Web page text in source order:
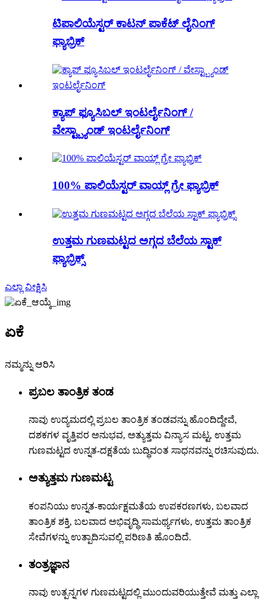
ಟಿಪಾಲಿಯೆಸ್ಟರ್ ಕಾಟನ್ ಪಾಕೆಟ್ ಲೈನಿಂಗ್
ಫ್ಯಾಬ್ರಿಕ್
ಕ್ಯಾಪ್ ಫ್ಯೂಸಿಬಲ್ ಇಂಟರ್ಲೈನಿಂಗ್ /
ವೇಸ್ಟ್ಬ್ಯಾಂಡ್ ಇಂಟರ್ಲೈನಿಂಗ್
100% ಪಾಲಿಯೆಸ್ಟರ್ ವಾಯ್ಲ್ ಗ್ರೇ ಫ್ಯಾಬ್ರಿಕ್
ಉತ್ತಮ ಗುಣಮಟ್ಟದ ಅಗ್ಗದ ಬೆಲೆಯ ಸ್ಟಾಕ್
ಫ್ಯಾಬ್ರಿಕ್ಸ್
ಎಲ್ಲಾ ವೀಕ್ಷಿಸಿ
ಏಕೆ
ನಮ್ಮನ್ನು ಆರಿಸಿ
ಪ್ರಬಲ ತಾಂತ್ರಿಕ ತಂಡ
ನಾವು ಉದ್ಯಮದಲ್ಲಿ ಪ್ರಬಲ ತಾಂತ್ರಿಕ ತಂಡವನ್ನು ಹೊಂದಿದ್ದೇವೆ,
ದಶಕಗಳ ವೃತ್ತಿಪರ ಅನುಭವ, ಅತ್ಯುತ್ತಮ ವಿನ್ಯಾಸ ಮಟ್ಟ, ಉತ್ತಮ
ಗುಣಮಟ್ಟದ ಉನ್ನತ-ದಕ್ಷತೆಯ ಬುದ್ಧಿವಂತ ಸಾಧನವನ್ನು ರಚಿಸುವುದು.
ಅತ್ಯುತ್ತಮ ಗುಣಮಟ್ಟ
ಕಂಪನಿಯು ಉನ್ನತ-ಕಾರ್ಯಕ್ಷಮತೆಯ ಉಪಕರಣಗಳು, ಬಲವಾದ
ತಾಂತ್ರಿಕ ಶಕ್ತಿ, ಬಲವಾದ ಅಭಿವೃದ್ಧಿ ಸಾಮರ್ಥ್ಯಗಳು, ಉತ್ತಮ ತಾಂತ್ರಿಕ
ಸೇವೆಗಳನ್ನು ಉತ್ಪಾದಿಸುವಲ್ಲಿ ಪರಿಣತಿ ಹೊಂದಿದೆ.
ತಂತ್ರಜ್ಞಾನ
ನಾವು ಉತ್ಪನ್ನಗಳ ಗುಣಮಟ್ಟದಲ್ಲಿ ಮುಂದುವರಿಯುತ್ತೇವೆ ಮತ್ತು ಎಲ್ಲಾ